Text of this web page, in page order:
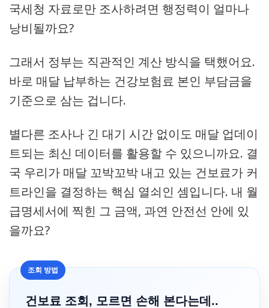
국세청 자료로만 조사하려면 행정력이 얼마나
낭비될까요?
그래서 정부는 직관적인 계산 방식을 택했어요.
바로 매달 납부하는 건강보험료 본인 부담금을
기준으로 삼는 겁니다.
별다른 조사나 긴 대기 시간 없이도 매달 업데이
트되는 최신 데이터를 활용할 수 있으니까요. 결
국 우리가 매달 꼬박꼬박 내고 있는 건보료가 커
트라인을 결정하는 핵심 열쇠인 셈입니다. 내 월
급명세서에 찍힌 그 금액, 과연 안전선 안에 있
을까요?
조회 방법
건보료 조회, 모르면 손해 본다는데..